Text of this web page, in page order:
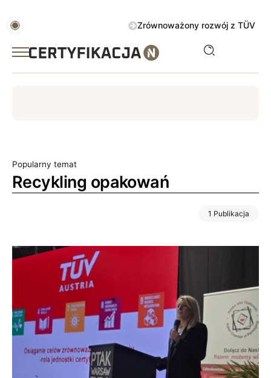
Zrównoważony rozwój z TÜV
Popularny temat
Recykling opakowań
1 Publikacja